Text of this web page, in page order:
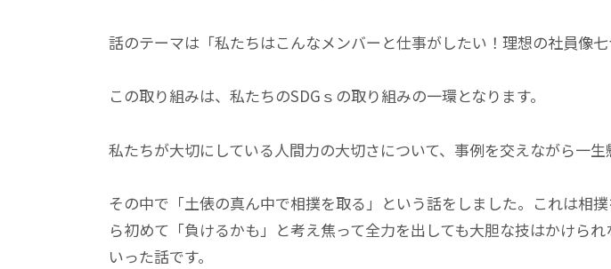
話のテーマは「私たちはこんなメンバーと仕事がしたい！理想の社員像七
この取り組みは、私たちのSDGｓの取り組みの一環となります。
私たちが大切にしている人間力の大切さについて、事例を交えながら一
その中で「土俵の真ん中で相撲を取る」という話をしました。これは相
ら初めて「負けるかも」と考え焦って全力を出しても大胆な技はかけら
いった話です。